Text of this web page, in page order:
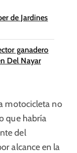
de Jardines
ganadero
Del Nayar
motocicleta no
que habría
del
alcance en la